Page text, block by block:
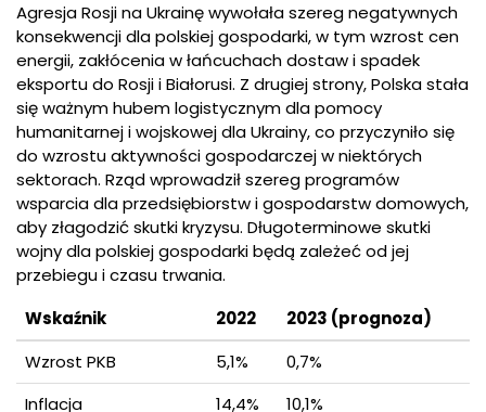
Agresja Rosji na Ukrainę wywołała szereg negatywnych
konsekwencji dla polskiej gospodarki, w tym wzrost cen
energii, zakłócenia w łańcuchach dostaw i spadek
eksportu do Rosji i Białorusi. Z drugiej strony, Polska stała
się ważnym hubem logistycznym dla pomocy
humanitarnej i wojskowej dla Ukrainy, co przyczyniło się
do wzrostu aktywności gospodarczej w niektórych
sektorach. Rząd wprowadził szereg programów
wsparcia dla przedsiębiorstw i gospodarstw domowych,
aby złagodzić skutki kryzysu. Długoterminowe skutki
wojny dla polskiej gospodarki będą zależeć od jej
przebiegu i czasu trwania.
Wskaźnik
2022
2023 (prognoza)
Wzrost PKB
5,1%
0,7%
Inflacja
14,4% 10,1%